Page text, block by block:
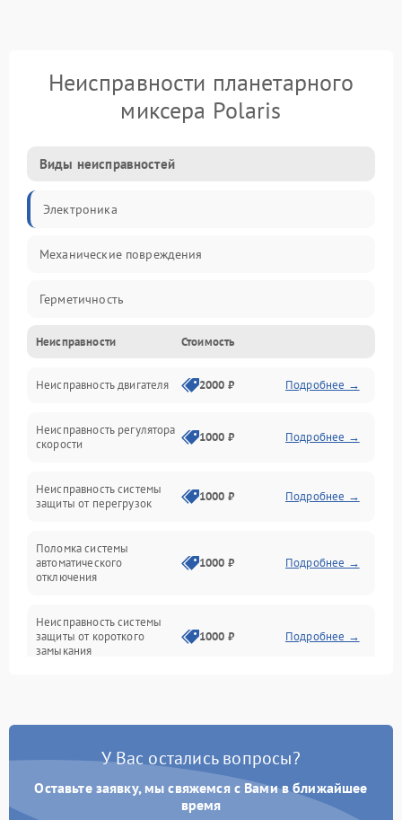
Неисправности планетарного
миксера Polaris
Виды неисправностей
Электроника
Механические повреждения
Герметичность
Механика
Электропитание
Привод
Неисправности Стоимость
Неисправность двигателя 2000 ₽ Подробнее →
Неисправность регулятора
скорости
1000 ₽ Подробнее →
Неисправность системы
защиты от перегрузок
1000 ₽ Подробнее →
Поломка системы
автоматического
отключения
1000 ₽ Подробнее →
Неисправность системы
защиты от короткого
замыкания
1000 ₽ Подробнее →
Неисправность системы
перенапряжения
1000 ₽ Подробнее →
У Вас остались вопросы?
Оставьте заявку, мы свяжемся с Вами в ближайшее
время